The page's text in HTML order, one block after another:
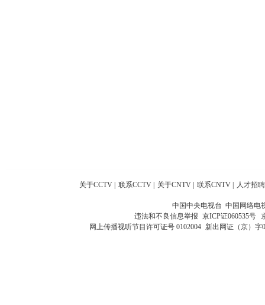
关于CCTV 联系CCTV 关于CNTV 联系CNTV 人才招聘
中国中央电视台 中国网络电
违法和不良信息举报 京ICP证060535号
网上传播视听节目许可证号 0102004 新出网证（京）